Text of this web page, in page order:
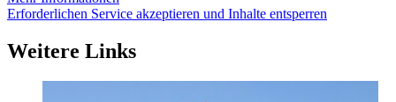
Erforderlichen Service akzeptieren und Inhalte entsperren
Weitere Links